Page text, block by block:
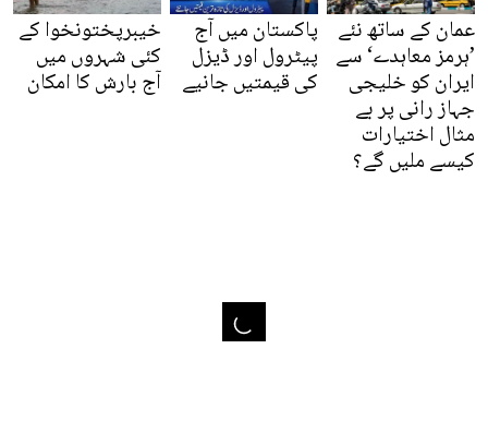
عمان کے ساتھ نئے
’ہرمز معاہدے‘ سے
ایران کو خلیجی
جہاز رانی پر بے
مثال اختیارات
کیسے ملیں گے؟
پاکستان میں آج
پیٹرول اور ڈیزل
کی قیمتیں جانیے
خیبرپختونخوا کے
کئی شہروں میں
آج بارش کا امکان